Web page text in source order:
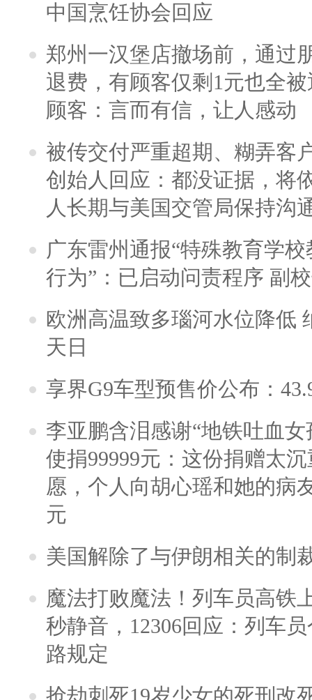
中国烹饪协会回应
郑州一汉堡店撤场前，通过
退费，有顾客仅剩1元也全
顾客：言而有信，让人感动
被传交付严重超期、糊弄客
创始人回应：都没证据，将
人长期与美国交管局保持沟
广东雷州通报“特殊教育学
行为”：已启动问责程序 副
欧洲高温致多瑙河水位降低
天日
享界G9车型预售价公布：
李亚鹏含泪感谢“地铁吐血
使捐99999元：这份捐赠太
愿，个人向胡心瑶和她的病
元
美国解除了与伊朗相关的制
魔法打败魔法！列车员高铁
秒静音，12306回应：列车
路规定